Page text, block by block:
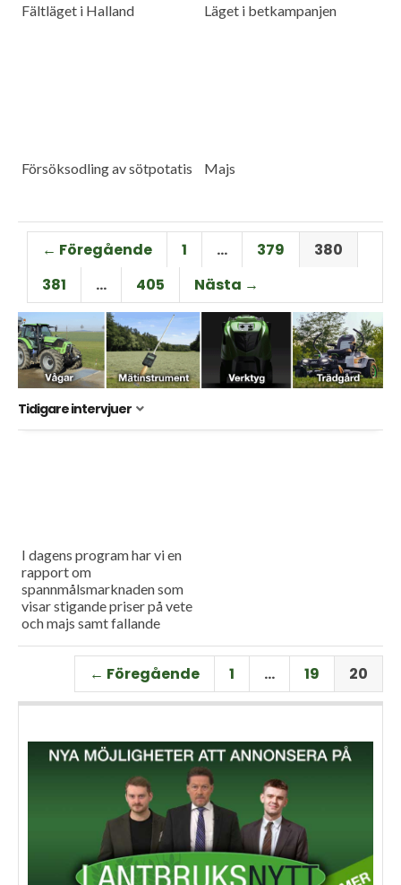
Fältläget i Halland Läget i betkampanjen
Försöksodling av sötpotatis Majs
← Föregående 1 … 379
380
381
… 405 Nästa →
Tidigare intervjuer
I dagens program har vi en
rapport om
spannmålsmarknaden som
visar stigande priser på vete
och majs samt fallande
premiär för vårt
måndagsprogram med en
längre intervju med Erik
Stjerndahl vd för HIR Skåne,
fältdagar.
← Föregående 1 … 19 20